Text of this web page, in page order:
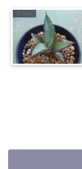
アガベ